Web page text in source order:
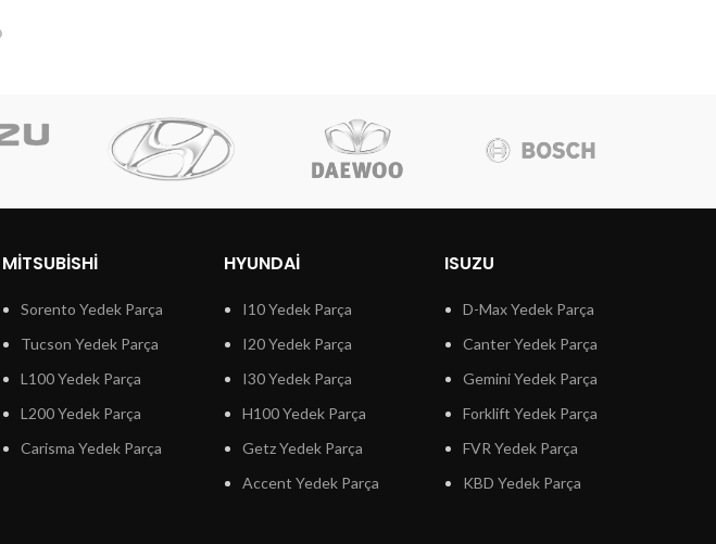
MITSUBISHI
Sorento Yedek Parça
Tucson Yedek Parça
L100 Yedek Parça
L200 Yedek Parça
Carisma Yedek Parça
HYUNDAI
I10 Yedek Parça
I20 Yedek Parça
I30 Yedek Parça
H100 Yedek Parça
Getz Yedek Parça
Accent Yedek Parça
ISUZU
D-Max Yedek Parça
Canter Yedek Parça
Gemini Yedek Parça
Forklift Yedek Parça
FVR Yedek Parça
KBD Yedek Parça